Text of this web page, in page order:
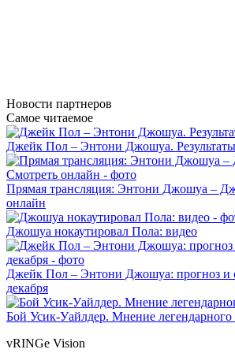
Новости партнеров
Самое читаемое
Джейк Пол – Энтони Джошуа. Результаты
Прямая трансляция: Энтони Джошуа –
онлайн
Джошуа нокаутировал Пола: видео
Джейк Пол – Энтони Джошуа: прогноз и
декабря
Бой Усик-Уайлдер. Мнение
vRINGe Vision